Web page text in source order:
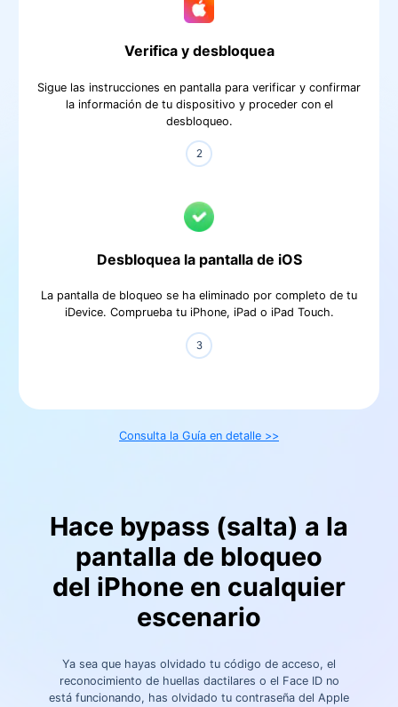
󠀰Verifica y desbloquea
Sigue las instrucciones en pantalla para verificar y confirmar
la información de tu dispositivo y proceder con el
desbloqueo.
Desbloquea la pantalla de iOS
La pantalla de bloqueo se ha eliminado por completo de tu
iDevice.󠀲󠀡󠀥󠀤󠀦󠀥󠀢󠀥󠀨󠀳󠀰 Comprueba tu iPhone, iPad o iPad Touch.
Consulta la Guía en detalle >>
Hace bypass (salta) a la
pantalla de bloqueo
del iPhone en cualquier
escenario
Ya sea que hayas olvidado tu código de acceso, el
reconocimiento de huellas dactilares o el Face ID no
está funcionando, has olvidado tu contraseña del Apple